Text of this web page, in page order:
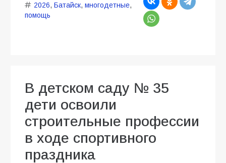
2026, Батайск, многодетные,
помощь
В детском саду № 35
дети освоили
строительные профессии
в ходе спортивного
праздника